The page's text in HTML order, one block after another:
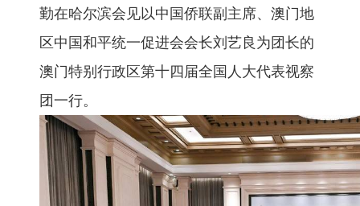
勤在哈尔滨会见以中国侨联副主席、澳门地
区中国和平统一促进会会长刘艺良为团长的
澳门特别行政区第十四届全国人大代表视察
团一行。